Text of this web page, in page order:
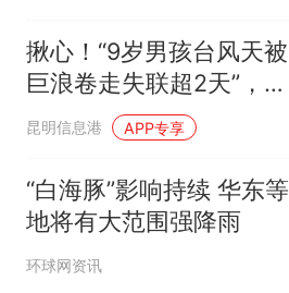
揪心！“9岁男孩台风天被
巨浪卷走失联超2天”，报
道称系“云南游客”
昆明信息港 APP专享
“白海豚”影响持续 华东等
地将有大范围强降雨
环球网资讯